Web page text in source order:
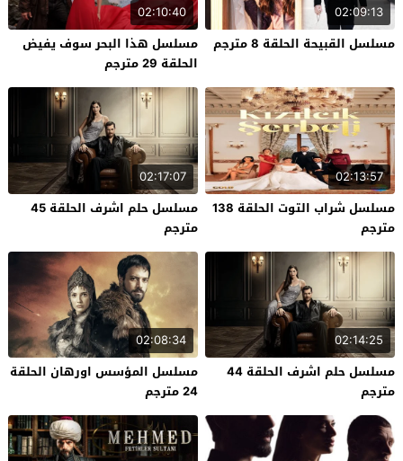
02:09:13
مسلسل القبيحة الحلقة 8 مترجم
02:10:40
مسلسل هذا البحر سوف يفيض
الحلقة 29 مترجم
02:13:57
مسلسل شراب التوت الحلقة 138
مترجم
02:17:07
مسلسل حلم اشرف الحلقة 45
مترجم
02:14:25
مسلسل حلم اشرف الحلقة 44
مترجم
02:08:34
مسلسل المؤسس اورهان الحلقة
24 مترجم